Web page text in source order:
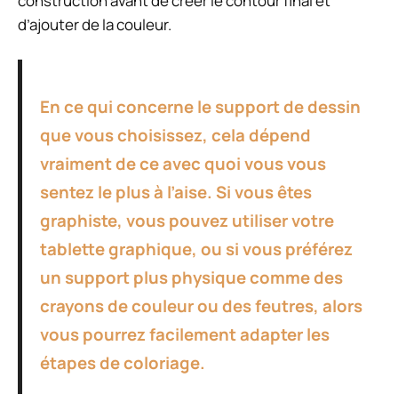
d’ajouter de la couleur.
En ce qui concerne le support de dessin
que vous choisissez, cela dépend
vraiment de ce avec quoi vous vous
sentez le plus à l’aise. Si vous êtes
graphiste, vous pouvez utiliser votre
tablette graphique, ou si vous préférez
un support plus physique comme des
crayons de couleur ou des feutres, alors
vous pourrez facilement adapter les
étapes de coloriage.